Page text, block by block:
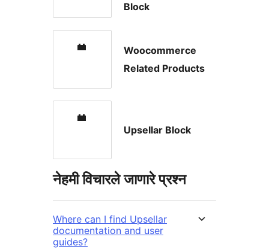
Block
Woocommerce
Related Products
Upsellar Block
नेहमी विचारले जाणारे प्रश्न
Where can I find Upsellar
documentation and user
guides?